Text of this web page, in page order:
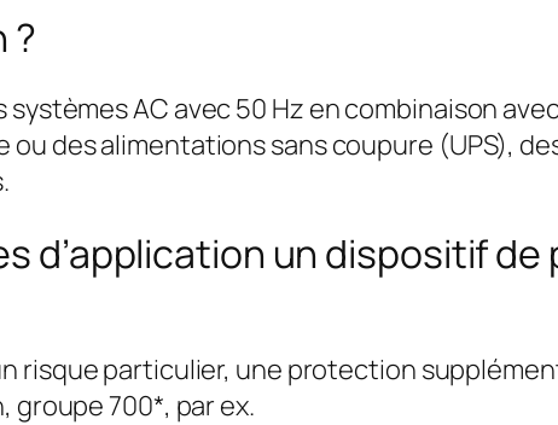
?
AC avec 50 Hz en combinaison
des alimentations sans coupure (UPS),
d’application un dispositif
risque particulier, une protection
groupe 700*, par ex.